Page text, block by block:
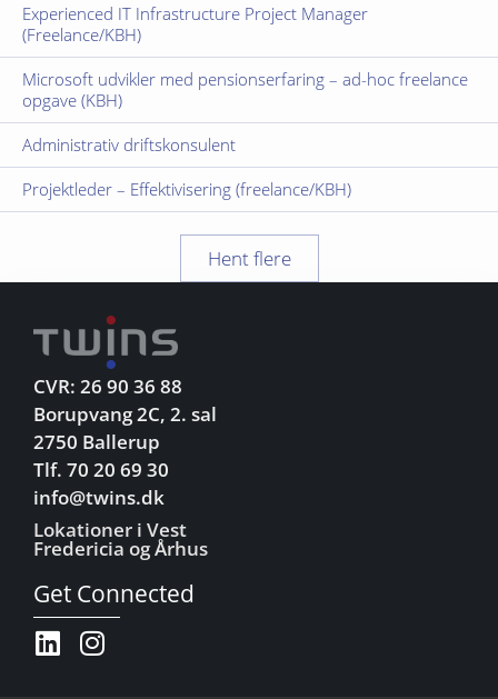
Experienced IT Infrastructure Project Manager
(Freelance/KBH)
Microsoft udvikler med pensionserfaring – ad-hoc freelance
opgave (KBH)
Administrativ driftskonsulent
Projektleder – Effektivisering (freelance/KBH)
Hent flere
CVR: 26 90 36 88
Borupvang 2C, 2. sal
2750 Ballerup
Tlf. 70 20 69 30
info@twins.dk
Lokationer i Vest
Fredericia og Århus
Get Connected